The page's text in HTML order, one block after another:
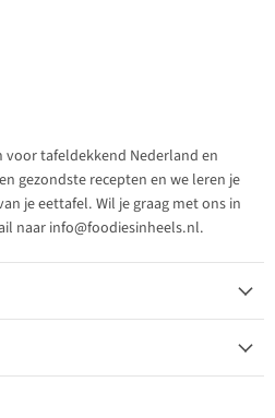
voor tafeldekkend Nederland en
gezondste recepten en we leren je
je eettafel. Wil je graag met ons in
naar info@foodiesinheels.nl.